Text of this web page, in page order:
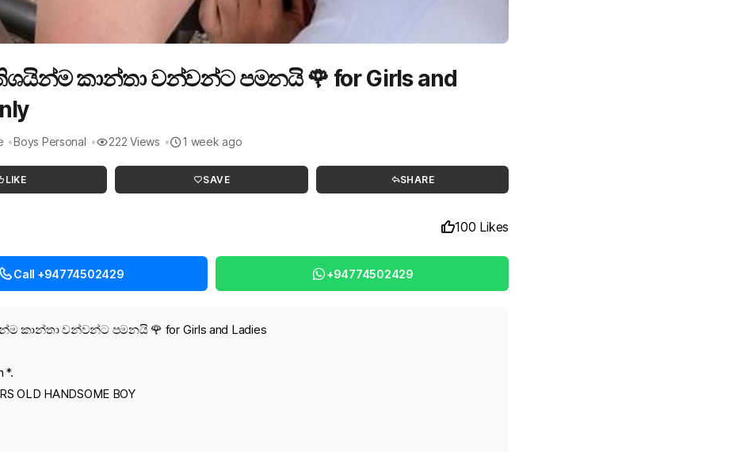
කාන්තා වන්වන්ට පමනයි 🌹 for Girls and
Boys Personal 222 Views 1 week ago
LIKE SAVE SHARE
100 Likes
Call +94774502429 +94774502429
කාන්තා වන්වන්ට පමනයි 🌹 for Girls and Ladies
*.
OLD HANDSOME BOY